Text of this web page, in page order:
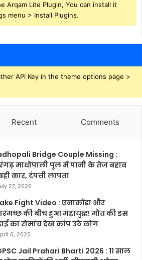
Arqam Lite Plugin, You can install it
menu > Install Plugins.
API Key in the theme options page >
Recent Comments
Bridge Couple Missing :
माधोपाली पुल में पानी के तेज बहाव
कार, दंपत्ती लापता
27, 2026
Fight Video : एनाकोंडा और
की बीच हुआ महायुद्ध! मौत की इस
का रोमांच देख कांप उठे लोग
6, 2025
Jail Prahari Bharti 2026 : 11 साल